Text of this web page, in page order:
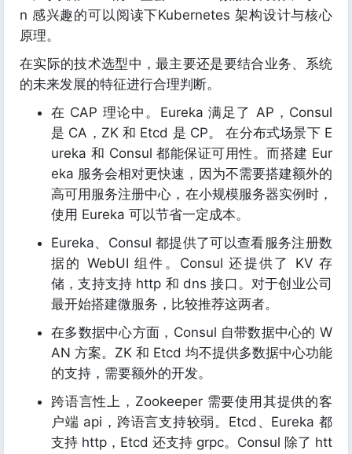
n 感兴趣的可以阅读下Kubernetes 架构设计与核心
原理。
在实际的技术选型中，最主要还是要结合业务、系统
的未来发展的特征进行合理判断。
在 CAP 理论中。Eureka 满足了 AP，Consul
是 CA，ZK 和 Etcd 是 CP。 在分布式场景下 E
ureka 和 Consul 都能保证可用性。而搭建 Eur
eka 服务会相对更快速，因为不需要搭建额外的
高可用服务注册中心，在小规模服务器实例时，
使用 Eureka 可以节省一定成本。
Eureka、Consul 都提供了可以查看服务注册数
据的 WebUI 组件。Consul 还提供了 KV 存
储，支持支持 http 和 dns 接口。对于创业公司
最开始搭建微服务，比较推荐这两者。
在多数据中心方面，Consul 自带数据中心的 W
AN 方案。ZK 和 Etcd 均不提供多数据中心功能
的支持，需要额外的开发。
跨语言性上，Zookeeper 需要使用其提供的客
户端 api，跨语言支持较弱。Etcd、Eureka 都
支持 http，Etcd 还支持 grpc。Consul 除了 htt